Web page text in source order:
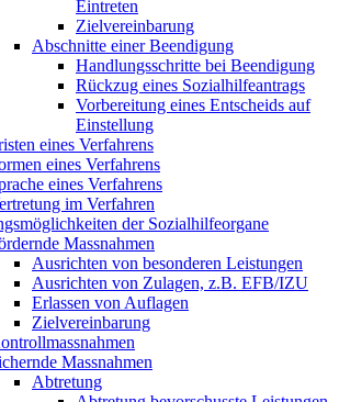
Eintreten
Zielvereinbarung
Abschnitte einer Beendigung
Handlungsschritte bei Beendigung
Rückzug eines Sozialhilfeantrags
Vorbereitung eines Entscheids auf
Einstellung
eines Verfahrens
eines Verfahrens
eines Verfahrens
im Verfahren
der Sozialhilfeorgane
Massnahmen
Ausrichten von besonderen Leistungen
Ausrichten von Zulagen, z.B. EFB/IZU
Erlassen von Auflagen
Zielvereinbarung
Massnahmen
Abtretung